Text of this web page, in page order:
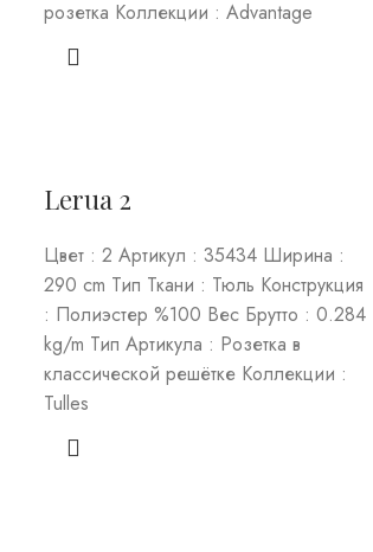
розетка Коллекции : Advantage
Lerua 2
Цвет : 2 Артикул : 35434 Ширина :
290 cm Тип Ткани : Тюль Конструкция
: Полиэстер %100 Вес Брутто : 0.284
kg/m Тип Артикула : Розетка в
классической решётке Коллекции :
Tulles